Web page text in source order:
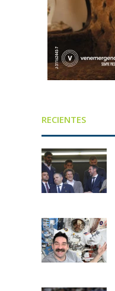
RECIENTES